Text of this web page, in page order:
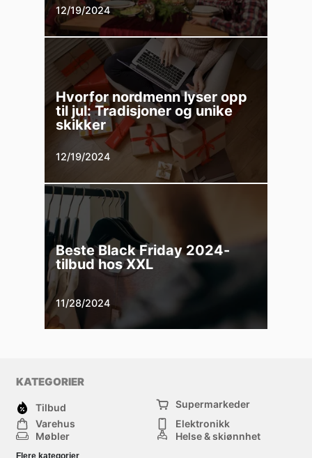
12/19/2024
Hvorfor nordmenn lyser opp
til jul: Tradisjoner og unike
skikker
12/19/2024
Beste Black Friday 2024-
tilbud hos XXL
11/28/2024
KATEGORIER
Tilbud
Supermarkeder
Varehus
Elektronikk
Møbler
Helse & skjønnhet
Flere kategorier